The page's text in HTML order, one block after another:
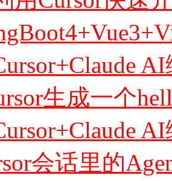
生成一个
会话里的